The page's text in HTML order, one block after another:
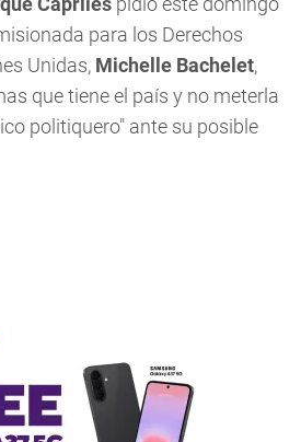
para los Derechos
Unidas, Michelle Bachelet,
que tiene el país y no meterla
politiquero" ante su posible